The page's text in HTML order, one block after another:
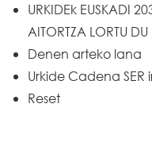
URKIDEk EUSKADI
AITORTZA LORTU DU
Denen arteko lana
Urkide Cadena SER
Reset